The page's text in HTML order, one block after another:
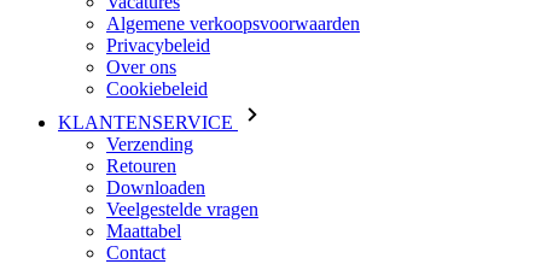
Algemene verkoopsvoorwaarden
Privacybeleid
Over ons
Cookiebeleid
KLANTENSERVICE
Verzending
Retouren
Downloaden
Veelgestelde vragen
Maattabel
Contact